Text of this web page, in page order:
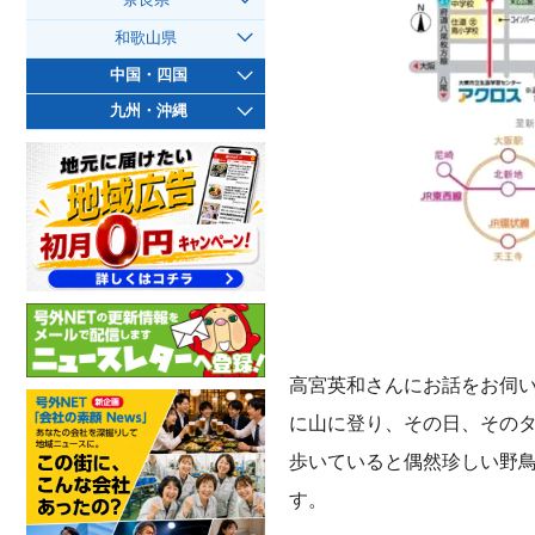
高宮英和さんにお話をお伺
に山に登り、その日、その
歩いていると偶然珍しい野
す。
和歌山県
中国・四国
九州・沖縄